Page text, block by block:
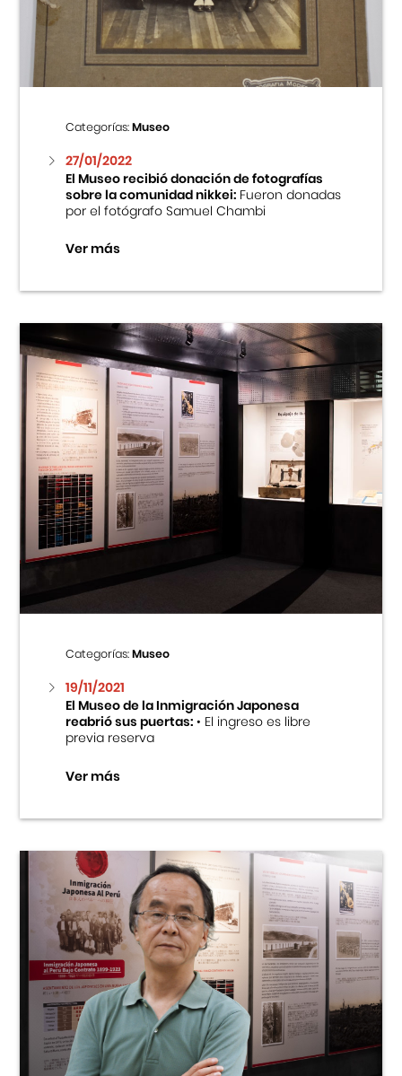
Centro Cultural Peruano Japonés
Museo de la Inmigración Japonesa
Fondo Editorial
Teatro Peruano Japonés
Categorías:Museo
27/01/2022
El Museo recibió donación de fotografías
sobre la comunidad nikkei:Fueron donadas
por el fotógrafo Samuel Chambi
Ver más
Categorías:Museo
19/11/2021
El Museo de la Inmigración Japonesa
reabrió sus puertas:• El ingreso es libre
previa reserva
Ver más